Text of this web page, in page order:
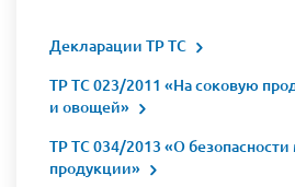
Декларации ТР ТС
ТР ТС 023/2011 «На соковую
и овощей»
ТР ТС 034/2013 «О безопасности
продукции»